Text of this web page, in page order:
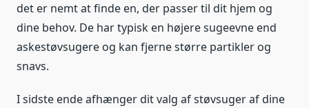
det er nemt at finde en, der passer til dit hjem og
dine behov. De har typisk en højere sugeevne end
askestøvsugere og kan fjerne større partikler og
snavs.
I sidste ende afhænger dit valg af støvsuger af dine